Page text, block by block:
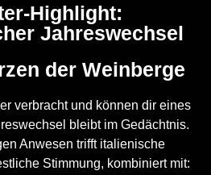
Highlight:
Jahreswechsel
der Weinberge
verbracht und können dir eines
bleibt im Gedächtnis.
Anwesen trifft italienische
Stimmung, kombiniert mit: